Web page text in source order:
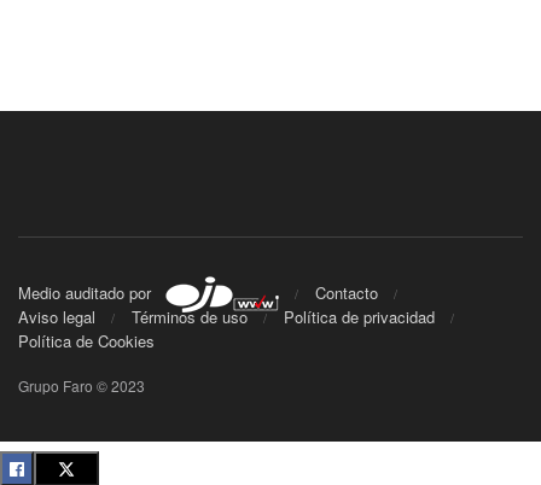
Medio auditado por
Contacto
Aviso legal
Términos de uso
Política de privacidad
Política de Cookies
Grupo Faro © 2023